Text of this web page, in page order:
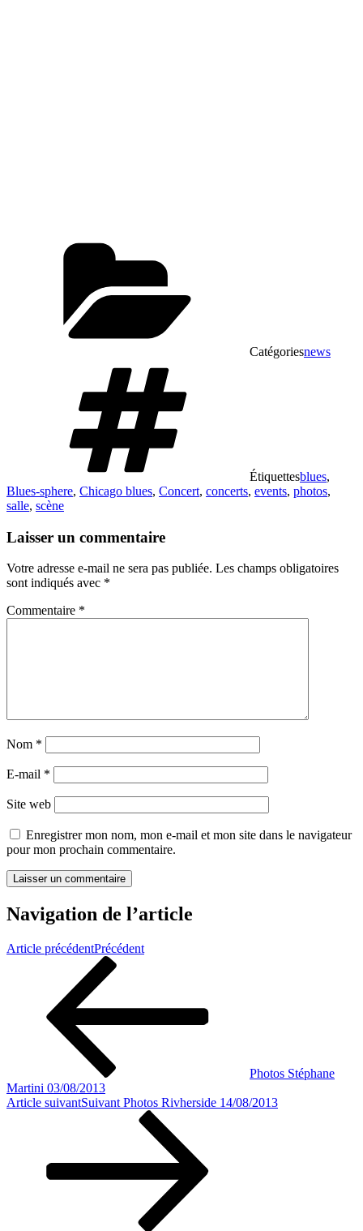
Catégoriesnews
Étiquettesblues,
Blues-sphere, Chicago blues, Concert, concerts, events, photos,
salle, scène
Laisser un commentaire
Votre adresse e-mail ne sera pas publiée. Les champs obligatoires
sont indiqués avec *
Commentaire *
Nom *
E-mail *
Site web
Enregistrer mon nom, mon e-mail et mon site dans le navigateur
pour mon prochain commentaire.
Navigation de l’article
Article précédentPrécédent
Photos Stéphane
Martini 03/08/2013
Article suivantSuivant Photos Rivherside 14/08/2013